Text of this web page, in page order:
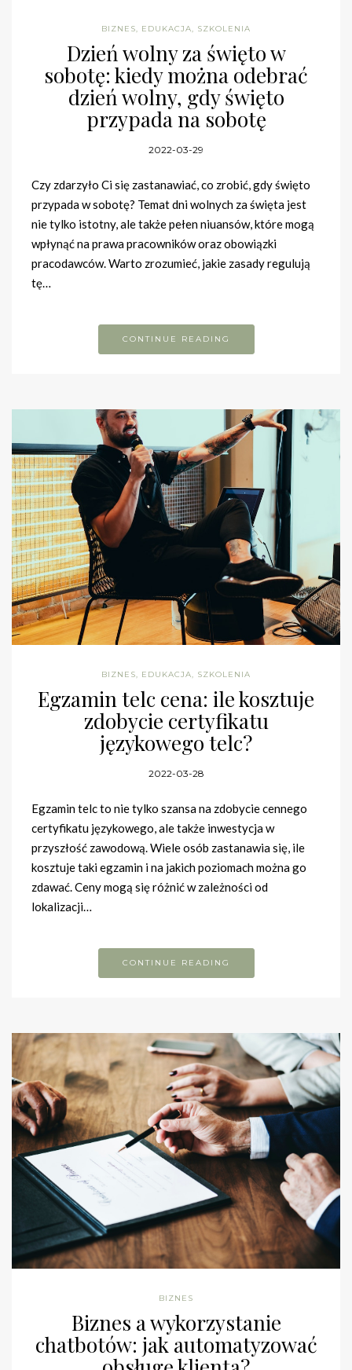
BIZNES, EDUKACJA, SZKOLENIA
Dzień wolny za święto w
sobotę: kiedy można odebrać
dzień wolny, gdy święto
przypada na sobotę
2022-03-29
Czy zdarzyło Ci się zastanawiać, co zrobić, gdy święto
przypada w sobotę? Temat dni wolnych za święta jest
nie tylko istotny, ale także pełen niuansów, które mogą
wpłynąć na prawa pracowników oraz obowiązki
pracodawców. Warto zrozumieć, jakie zasady regulują
tę…
CONTINUE READING
BIZNES, EDUKACJA, SZKOLENIA
Egzamin telc cena: ile kosztuje
zdobycie certyfikatu
językowego telc?
2022-03-28
Egzamin telc to nie tylko szansa na zdobycie cennego
certyfikatu językowego, ale także inwestycja w
przyszłość zawodową. Wiele osób zastanawia się, ile
kosztuje taki egzamin i na jakich poziomach można go
zdawać. Ceny mogą się różnić w zależności od
lokalizacji…
CONTINUE READING
BIZNES
Biznes a wykorzystanie
chatbotów: jak automatyzować